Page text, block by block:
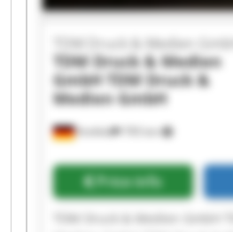
Krefeld 795 km
TDM Druck & Medien GmbH
TDM Druck & Medien
GmbH TDM Druck &
Medien GmbH
Price info